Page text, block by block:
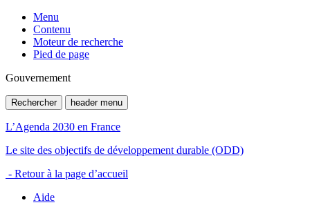
Menu
Contenu
Moteur de recherche
Pied de page
Gouvernement
Rechercher header menu
L’Agenda 2030 en France
Le site des objectifs de développement durable (ODD)
- Retour à la page d’accueil
Aide